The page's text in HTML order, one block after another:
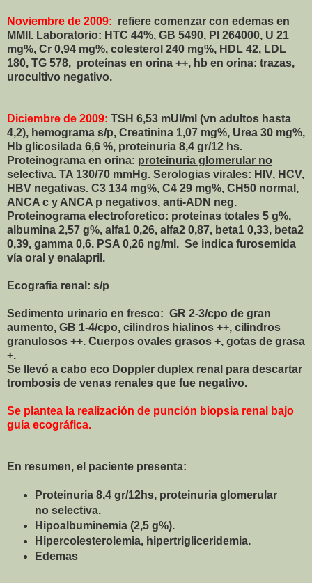
Noviembre de 2009: refiere comenzar con edemas en
MMII . Laboratorio: HTC 44%, GB 5490, Pl 264000, U 21
mg%, Cr 0,94 mg%, colesterol 240 mg%, HDL 42, LDL
180, TG 578, proteínas en orina ++, hb en orina: trazas,
urocultivo negativo.
Diciembre de 2009: TSH 6,53 mUI/ml (vn adultos hasta
4,2), hemograma s/p, Creatinina 1,07 mg%, Urea 30 mg%,
Hb glicosilada 6,6 %, proteinuria 8,4 gr/12 hs.
Proteinograma en orina: proteinuria glomerular no
selectiva. TA 130/70 mmHg. Serologias virales: HIV, HCV,
HBV negativas. C3 134 mg%, C4 29 mg%, CH50 normal,
ANCA c y ANCA p negativos, anti-ADN neg.
Proteinograma electroforetico: proteinas totales 5 g%,
albumina 2,57 g%, alfa1 0,26, alfa2 0,87, beta1 0,33, beta2
0,39, gamma 0,6. PSA 0,26 ng/ml. Se indica furosemida
vía oral y enalapril.
Ecografia renal: s/p
Sedimento urinario en fresco: GR 2-3/cpo de gran
aumento, GB 1-4/cpo, cilindros hialinos ++, cilindros
granulosos ++. Cuerpos ovales grasos +, gotas de grasa
+.
Se llevó a cabo eco Doppler duplex renal para descartar
trombosis de venas renales que fue negativo.
Se plantea la realización de punción biopsia renal bajo
guía ecográfica.
En resumen, el paciente presenta:
Proteinuria 8,4 gr/12hs, proteinuria glomerular
no selectiva.
Hipoalbuminemia (2,5 g%).
Hipercolesterolemia, hipertrigliceridemia.
Edemas